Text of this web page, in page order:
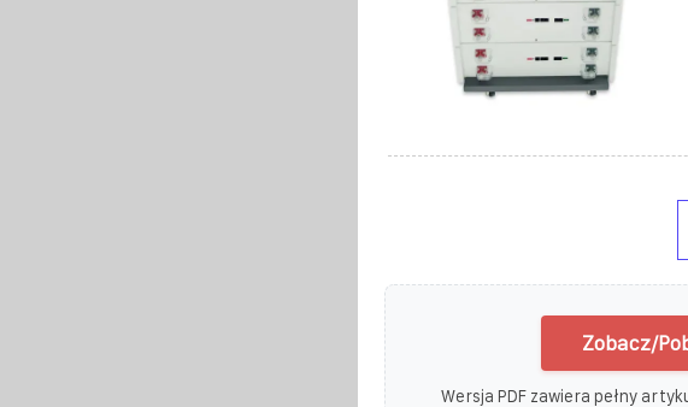
Zobacz/
Wersja PDF zawiera pełny